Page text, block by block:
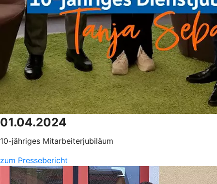
01.04.2024
10-jähriges Mitarbeiterjubiläum
zum Pressebericht